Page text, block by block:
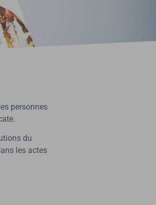
personnes
du
les actes